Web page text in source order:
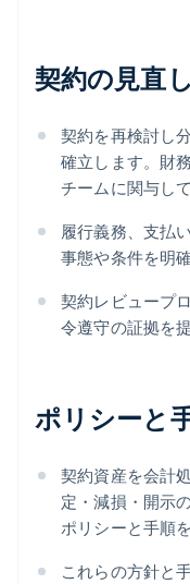
契約の見直
契約を再検討し
確立します。財
チームに関与し
履行義務、支払
事態や条件を明
契約レビュープ
令遵守の証拠を
ポリシーと
契約資産を会計
定・減損・開示
ポリシーと手順
これらの方針と